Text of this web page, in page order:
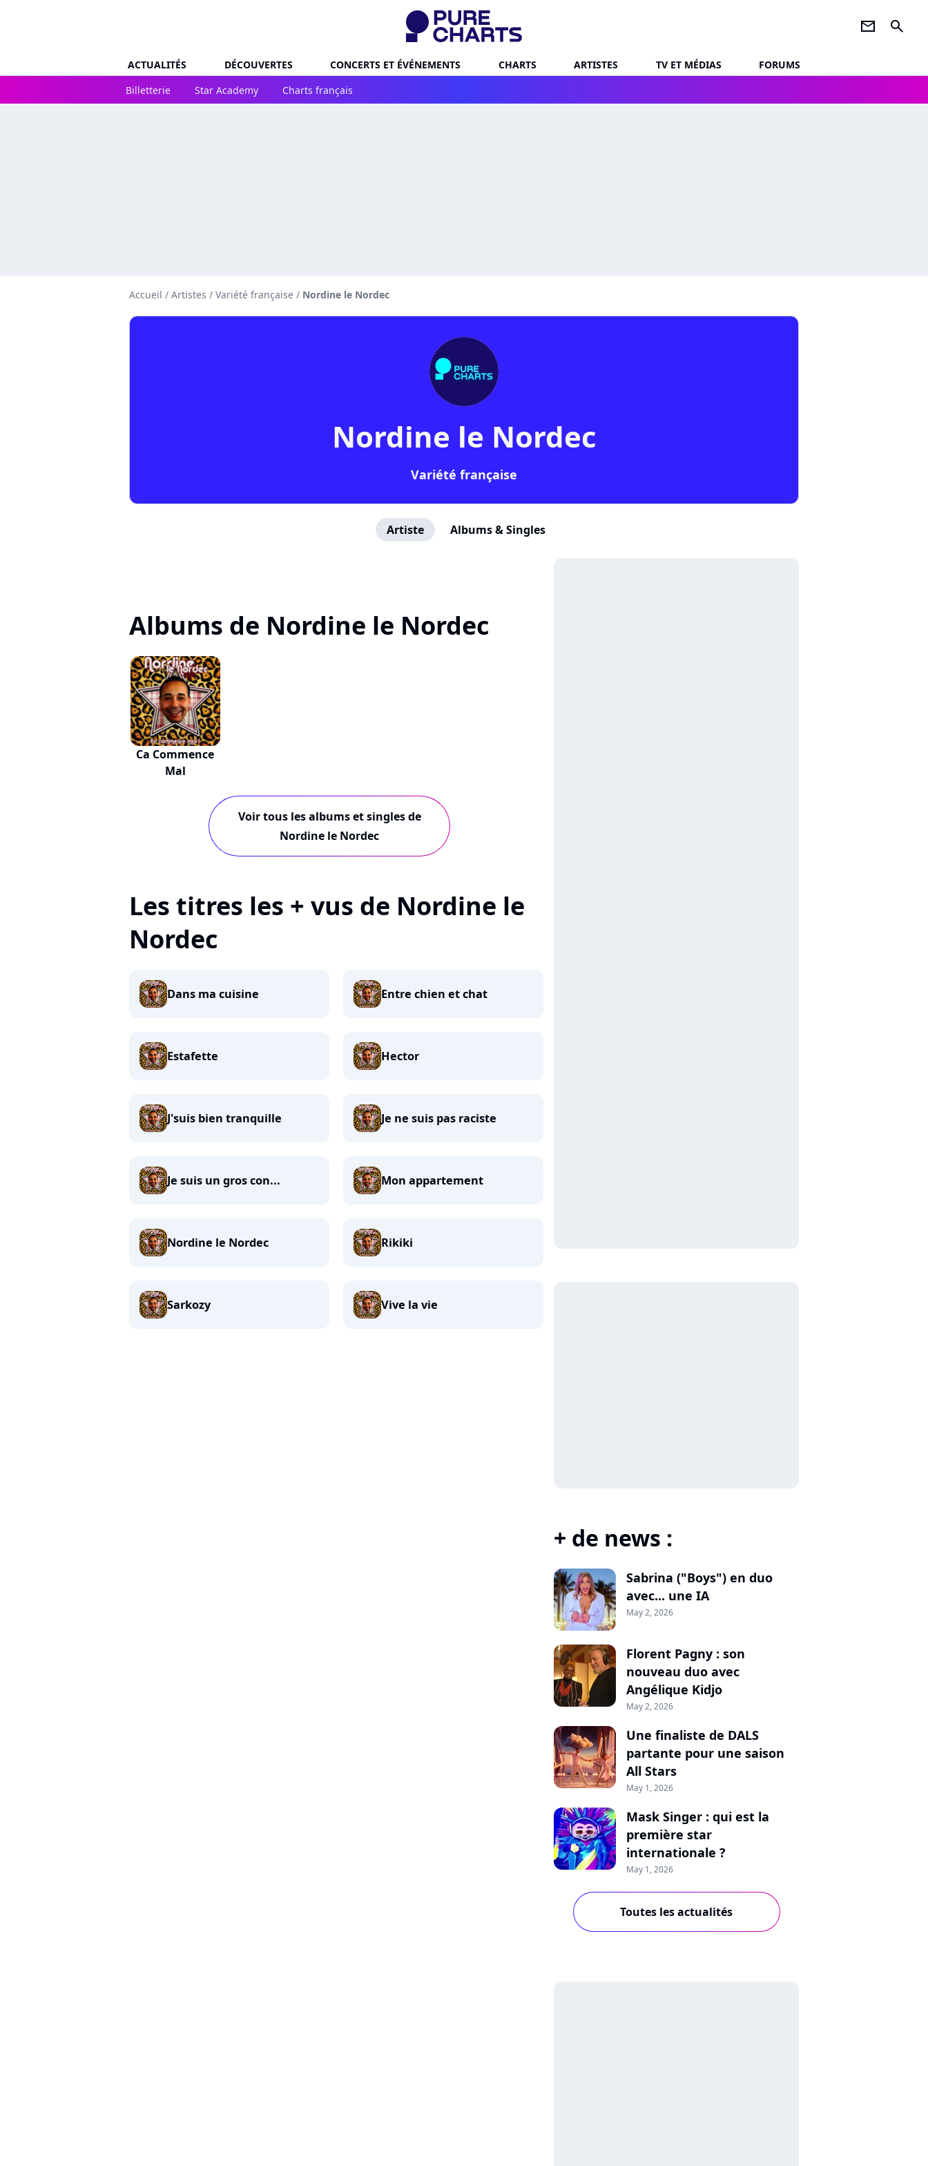
newsletter search
ACTUALITÉS DÉCOUVERTES CONCERTS ET ÉVÉNEMENTS CHARTS ARTISTES TV ET MÉDIAS
FORUMS
Billetterie
Star Academy Charts français
Accueil / Artistes / Variété française / Nordine le Nordec
Nordine le Nordec
Variété française
Artiste Albums & Singles
Albums de Nordine le Nordec
Ca Commence
Mal
Voir tous les albums et singles de
Nordine le Nordec
Les titres les + vus de Nordine le
Nordec
Dans ma cuisine Entre chien et chat
Estafette Hector
J'suis bien tranquille Je ne suis pas raciste
Je suis un gros con... Mon appartement
Nordine le Nordec Rikiki
Sarkozy Vive la vie
+ de news :
Sabrina ("Boys") en duo
avec... une IA
May 2, 2026
Florent Pagny : son
nouveau duo avec
Angélique Kidjo
May 2, 2026
Une finaliste de DALS
partante pour une saison
All Stars
May 1, 2026
Mask Singer : qui est la
première star
internationale ?
May 1, 2026
Toutes les actualités